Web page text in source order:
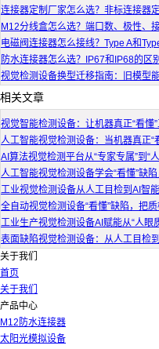
连接器定制厂家怎么选？非标连接器
M12分线盒怎么选？端口数、极性、
电磁阀连接器怎么接线？Type A和
防水连接器怎么选？IP67和IP68的区
视觉检测设备换型迁移指南：旧模型
相关文章
视觉智能检测设备：让机器真正“看懂
人工智能视觉检测设备：当机器真正“
AI算法视觉检测平台从“专家专属”到“
人工智能视觉检测设备学会“看懂”缺陷
工业视觉检测设备从人工目检到AI智
全自动视觉检测设备“看懂”缺陷，把
工业生产视觉检测设备AI赋能从“人眼
表面缺陷视觉检测设备：从人工目检
关于我们
首页
关于我们
产品中心
M12防水连接器
太阳光模拟设备